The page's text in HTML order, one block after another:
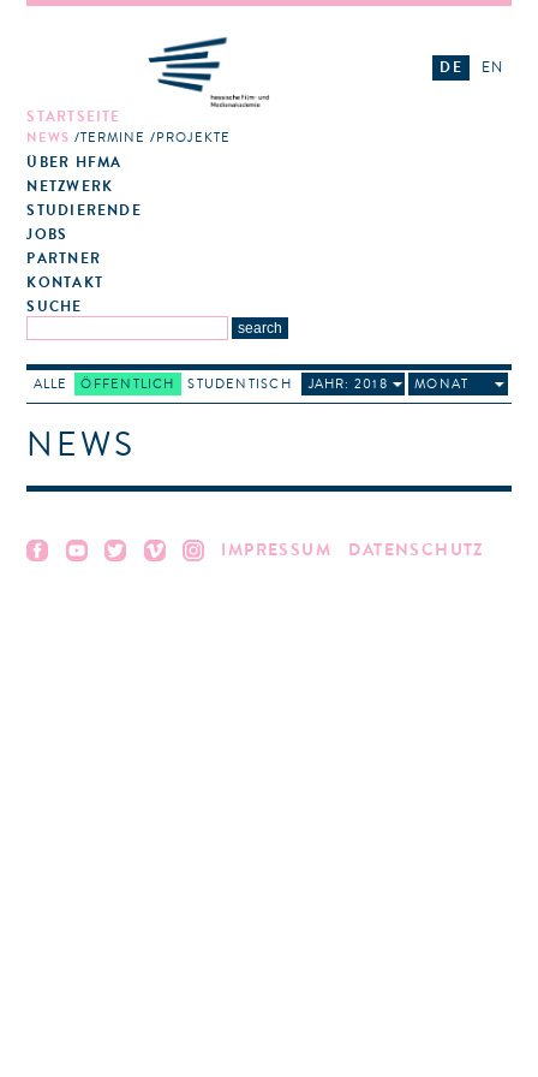
STARTSEITE
NEWS TERMINE PROJEKTE
ÜBER HFMA
NETZWERK
STUDIERENDE
JOBS
PARTNER
KONTAKT
SUCHE
DE EN
ALLE ÖFFENTLICH STUDENTISCH JAHR: 2018 MONAT
NEWS
IMPRESSUM DATENSCHUTZ